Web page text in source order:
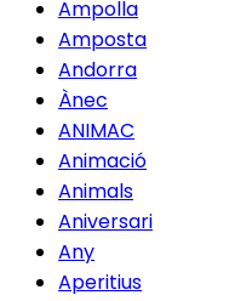
Ampolla
Amposta
Andorra
Ànec
ANIMAC
Animació
Animals
Aniversari
Any
Aperitius